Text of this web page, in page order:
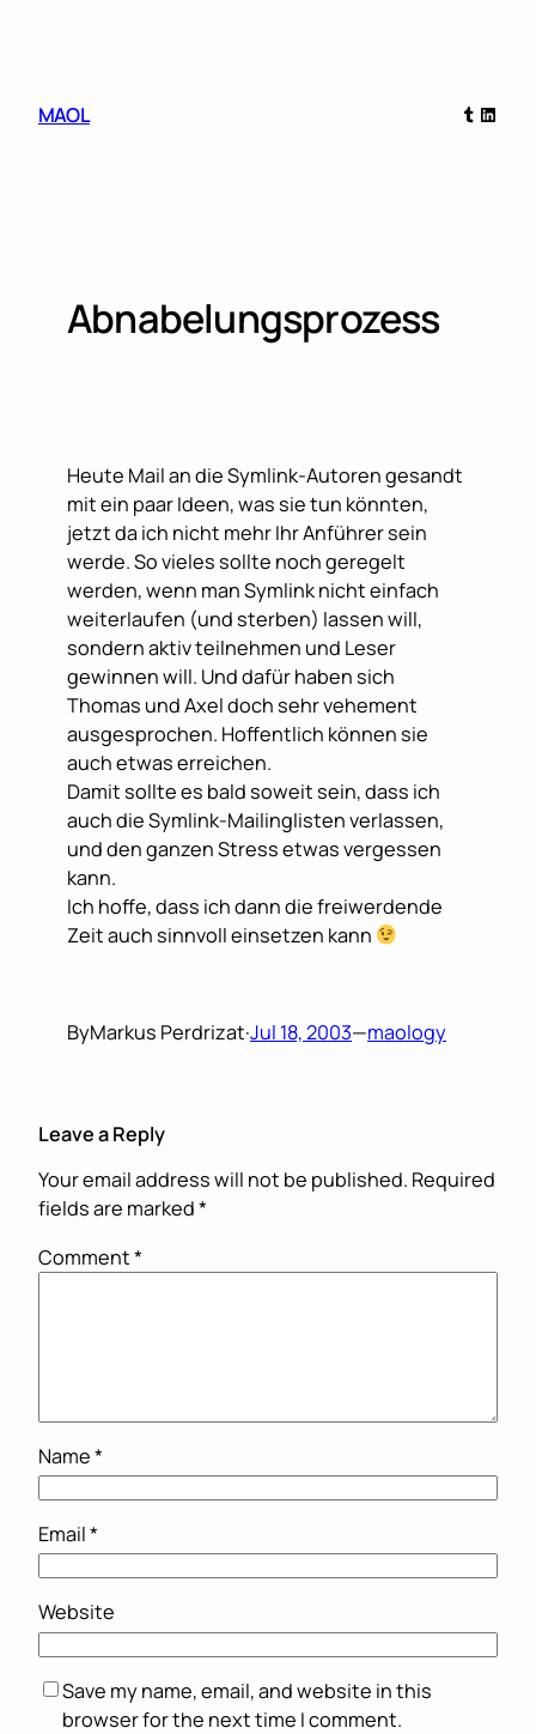
MAOL
Tumblr
Abnabelungsprozess
Heute Mail an die Symlink-Autoren gesandt
mit ein paar Ideen, was sie tun könnten,
jetzt da ich nicht mehr Ihr Anführer sein
werde. So vieles sollte noch geregelt
werden, wenn man Symlink nicht einfach
weiterlaufen (und sterben) lassen will,
sondern aktiv teilnehmen und Leser
gewinnen will. Und dafür haben sich
Thomas und Axel doch sehr vehement
ausgesprochen. Hoffentlich können sie
auch etwas erreichen.
Damit sollte es bald soweit sein, dass ich
auch die Symlink-Mailinglisten verlassen,
und den ganzen Stress etwas vergessen
kann.
Ich hoffe, dass ich dann die freiwerdende
Zeit auch sinnvoll einsetzen kann
ByMarkus Perdrizat·Jul 18, 2003—maology
Leave a Reply
Your email address will not be published. Required
fields are marked*
Comment*
Name*
Email*
Website
Save my name, email, and website in this
browser for the next time I comment.